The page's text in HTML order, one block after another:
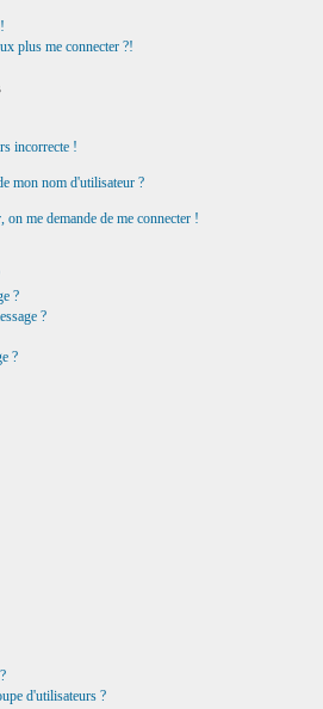
plus me connecter ?!
incorrecte !
mon nom d'utilisateur ?
me demande de me connecter !
?
?
?
d'utilisateurs ?